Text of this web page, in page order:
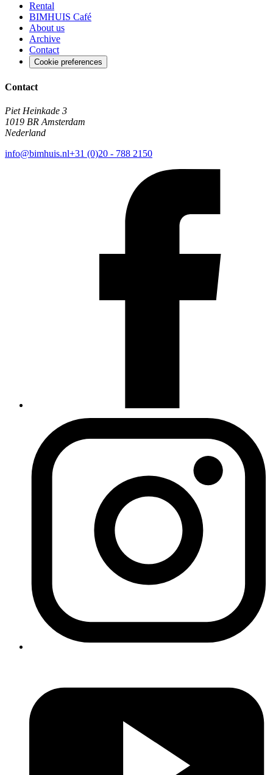
Rental
BIMHUIS Café
About us
Archive
Contact
Cookie preferences
Contact
Piet Heinkade 3
1019 BR Amsterdam
Nederland
info@bimhuis.nl+31 (0)20 - 788 2150